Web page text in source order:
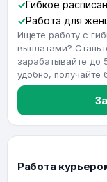
Гибкое
Работа для
Ищете работу с
выплатами?
зарабатывайте до
удобно, получайте
Работа